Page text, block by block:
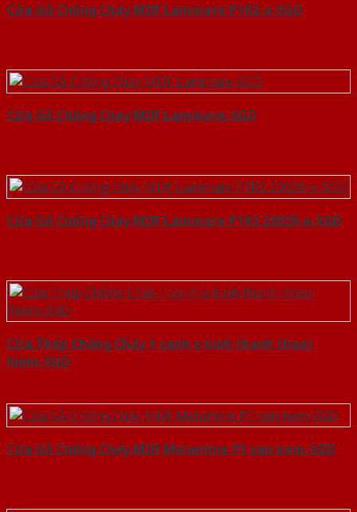
Cửa Gỗ Chống Cháy MDF Laminate P1R2-a-SGD
Cửa Gỗ Chống Cháy MDF Laminate-SGD
Cửa Gỗ Chống Cháy MDF Laminate P1R2 23029-a-SGD
Cửa Thép Chống Cháy 1 canh o kinh thanh thoat
hiem-SGD
Cửa Gỗ Chống Cháy MDF Melamine P1 van kem-SGD